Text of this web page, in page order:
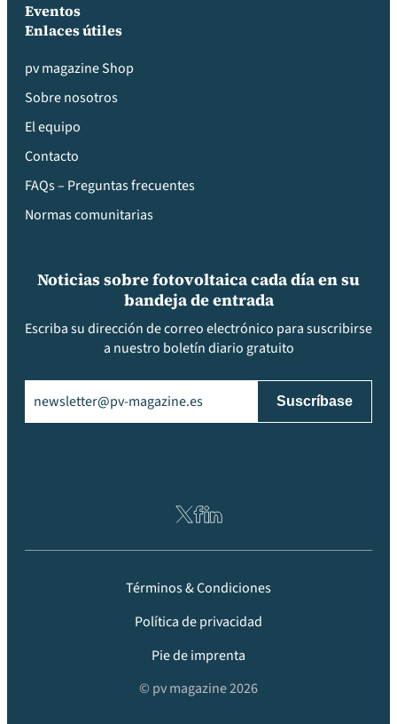
Eventos
Enlaces útiles
pv magazine Shop
Sobre nosotros
El equipo
Contacto
FAQs – Preguntas frecuentes
Normas comunitarias
Noticias sobre fotovoltaica cada día en su
bandeja de entrada
Escriba su dirección de correo electrónico para suscribirse
a nuestro boletín diario gratuito
Términos & Condiciones
Política de privacidad
Pie de imprenta
© pv magazine 2026